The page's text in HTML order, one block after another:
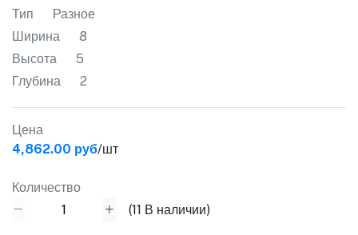
Тип
Разное
Ширина
8
Высота
5
Глубина
2
Цена
4,862.00 руб/шт
Количество
(11 В наличии)